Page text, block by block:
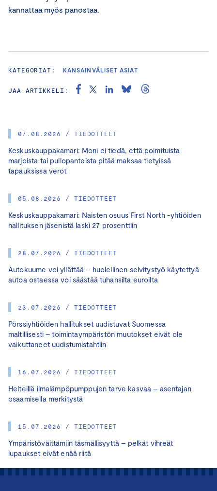
07.08.2026 / TIEDOTTEET
Keskuskauppakamari: Moni ei tiedä, että poimituista
marjoista tai pullopanteista pitää maksaa tietyissä
tapauksissa verot
05.08.2026 / TIEDOTTEET
Keskuskauppakamari: Naisten osuus First North -yhtiöiden
hallituksen jäsenistä laski 27 prosenttiin
28.07.2026 / TIEDOTTEET
Autokuume voi yllättää – huolellinen selvitystyö käytettyä
autoa ostaessa voi säästää tuhansilta euroilta
23.07.2026 / TIEDOTTEET
Pörssiyhtiöiden hallitukset uudistuvat Suomessa
maltillisesti – toimintaympäristön muutokset eivät ole
vaikuttaneet uudistumistahtiin
16.07.2026 / TIEDOTTEET
Helteillä ilmalämpöpumppujen tarve kasvaa – asentajan
osaamisella merkitystä
15.07.2026 / TIEDOTTEET
Ympäristöväittämiin täsmällisyyttä – pelkät vihreät
lupaukset eivät enää riitä
kannattaa myös panostaa.
KATEGORIAT: KANSAINVÄLISET ASIAT
JAA ARTIKKELI: